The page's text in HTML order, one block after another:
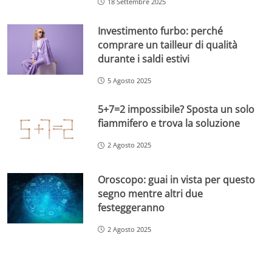
Investimento furbo: perché
comprare un tailleur di qualità
durante i saldi estivi
5 Agosto 2025
5+7=2 impossibile? Sposta un solo
fiammifero e trova la soluzione
2 Agosto 2025
Oroscopo: guai in vista per questo
segno mentre altri due
festeggeranno
2 Agosto 2025